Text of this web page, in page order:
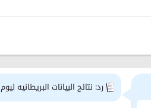
رد: نتائج البيانات البريطانيه ليوم 15/7/2008